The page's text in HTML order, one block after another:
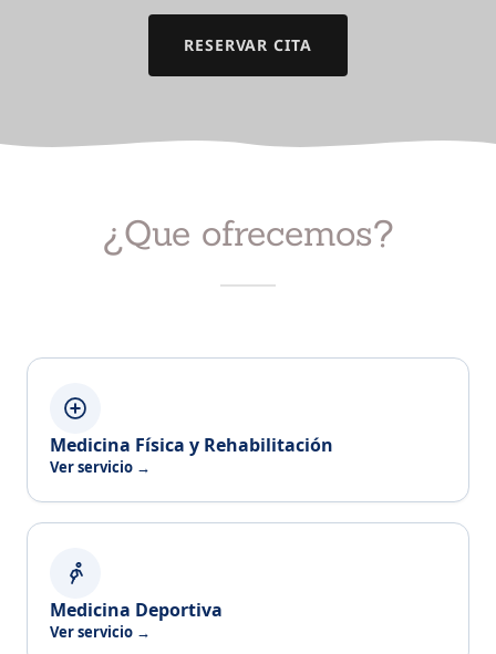
RESERVAR CITA
¿Que ofrecemos?